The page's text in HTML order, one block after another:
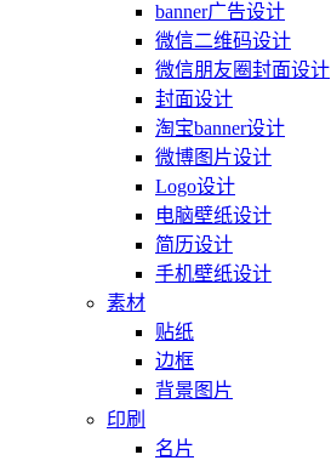
banner广告设计
微信二维码设计
微信朋友圈封面设计
封面设计
淘宝banner设计
微博图片设计
Logo设计
电脑壁纸设计
简历设计
手机壁纸设计
素材
贴纸
边框
背景图片
印刷
名片